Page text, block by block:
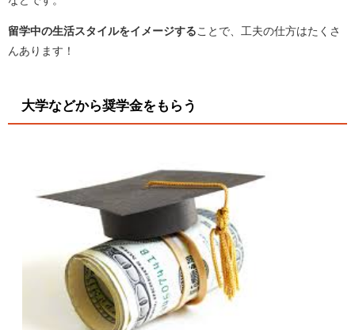
留学中の生活スタイルをイメージする ことで、工夫の仕方はたくさ
んあります！
大学などから奨学金をもらう